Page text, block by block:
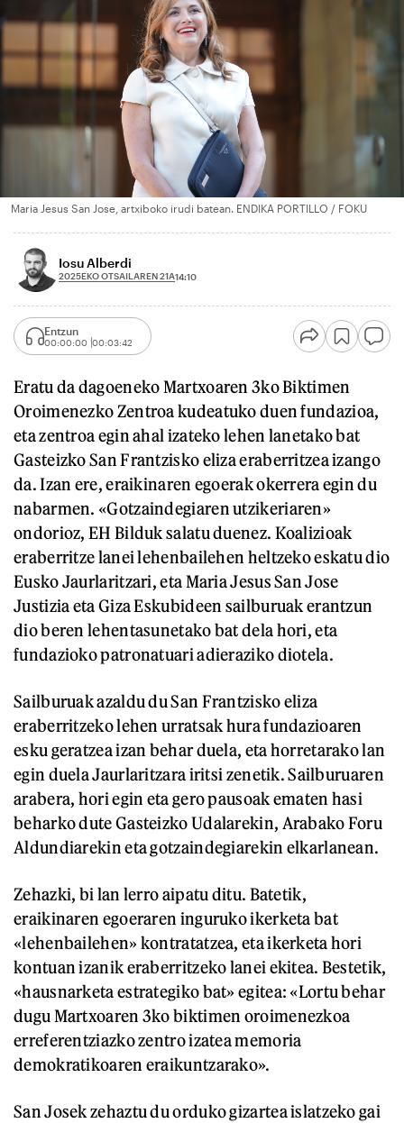
Maria Jesus San Jose, artxiboko irudi batean. ENDIKA PORTILLO / FOKU
Iosu Alberdi
2025EKO OTSAILAREN 21A14:10
Entzun
00:00:00 00:03:42
Eratu da dagoeneko Martxoaren 3ko Biktimen
Oroimenezko Zentroa kudeatuko duen fundazioa,
eta zentroa egin ahal izateko lehen lanetako bat
Gasteizko San Frantzisko eliza eraberritzea izango
da. Izan ere, eraikinaren egoerak okerrera egin du
nabarmen. «Gotzaindegiaren utzikeriaren»
ondorioz, EH Bilduk salatu duenez. Koalizioak
eraberritze lanei lehenbailehen heltzeko eskatu dio
Eusko Jaurlaritzari, eta Maria Jesus San Jose
Justizia eta Giza Eskubideen sailburuak erantzun
dio beren lehentasunetako bat dela hori, eta
fundazioko patronatuari adieraziko diotela.
Sailburuak azaldu du San Frantzisko eliza
eraberritzeko lehen urratsak hura fundazioaren
esku geratzea izan behar duela, eta horretarako lan
egin duela Jaurlaritzara iritsi zenetik. Sailburuaren
arabera, hori egin eta gero pausoak ematen hasi
beharko dute Gasteizko Udalarekin, Arabako Foru
Aldundiarekin eta gotzaindegiarekin elkarlanean.
Zehazki, bi lan lerro aipatu ditu. Batetik,
eraikinaren egoeraren inguruko ikerketa bat
«lehenbailehen» kontratatzea, eta ikerketa hori
kontuan izanik eraberritzeko lanei ekitea. Bestetik,
«hausnarketa estrategiko bat» egitea: «Lortu behar
dugu Martxoaren 3ko biktimen oroimenezkoa
erreferentziazko zentro izatea memoria
demokratikoaren eraikuntzarako».
San Josek zehaztu du orduko gizartea islatzeko gai